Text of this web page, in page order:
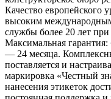
Качество европейского
высоким
службы более 20 лет
Максимальная
— 24 месяца.
поставляется и
маркировка «Честный
нанесения этикеток